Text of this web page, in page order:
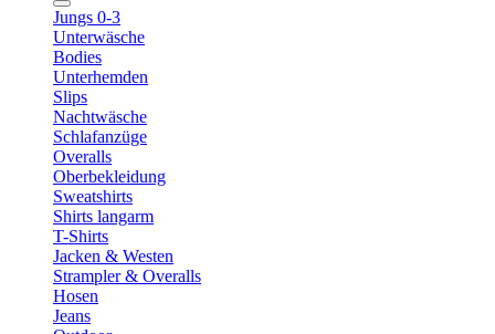
Jungs 0-3
Unterwäsche
Bodies
Unterhemden
Slips
Nachtwäsche
Schlafanzüge
Overalls
Oberbekleidung
Sweatshirts
Shirts langarm
T-Shirts
Jacken & Westen
Strampler & Overalls
Hosen
Jeans